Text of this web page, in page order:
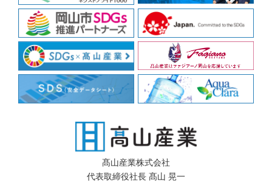
髙山産業株式会社
代表取締役社長 髙山 晃一